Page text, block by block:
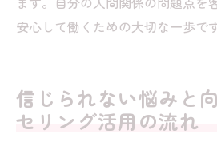
安心して働くための大切な一歩です
信じられない悩みと
セリング活用の流れ